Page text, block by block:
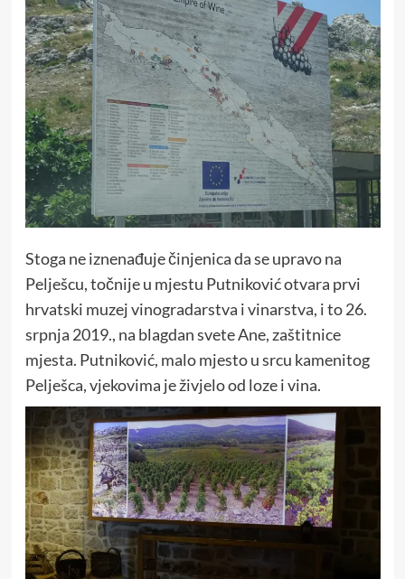
Stoga ne iznenađuje činjenica da se upravo na
Pelješcu, točnije u mjestu Putniković otvara prvi
hrvatski muzej vinogradarstva i vinarstva, i to 26.
srpnja 2019., na blagdan svete Ane, zaštitnice
mjesta. Putniković, malo mjesto u srcu kamenitog
Pelješca, vjekovima je živjelo od loze i vina.